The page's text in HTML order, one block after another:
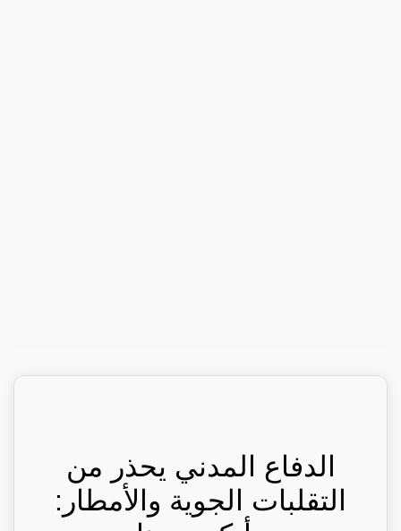
الدفاع المدني يحذر من
التقلبات الجوية والأمطار: